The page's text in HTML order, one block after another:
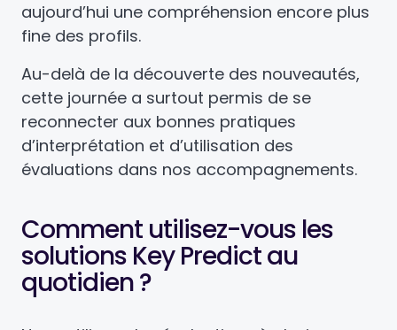
aujourd’hui une compréhension encore plus
fine des profils.
Au-delà de la découverte des nouveautés,
cette journée a surtout permis de se
reconnecter aux bonnes pratiques
d’interprétation et d’utilisation des
évaluations dans nos accompagnements.
Comment utilisez-vous les
solutions Key Predict au
quotidien ?